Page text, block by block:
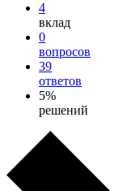
4
вклад
0
вопросов
39
ответов
5%
решений